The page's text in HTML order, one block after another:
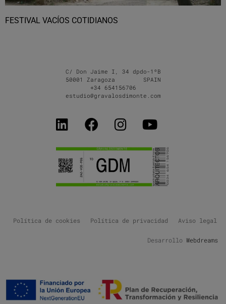
FESTIVAL VACÍOS COTIDIANOS
C/ Don Jaime I, 34 dpdo-1ºB
50001 Zaragoza SPAIN
+34 654156706
estudio@gravalosdimonte.com
Política de cookies Política de privacidad Aviso legal
Desarrollo Webdreams